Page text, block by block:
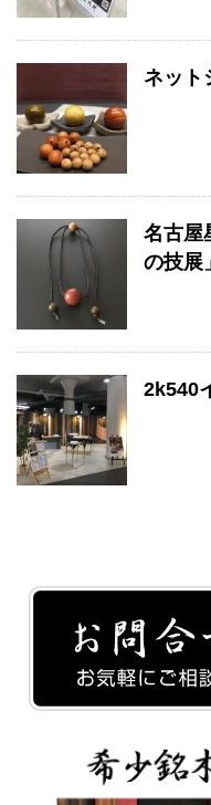
ネット
名古屋
の技展
2k540